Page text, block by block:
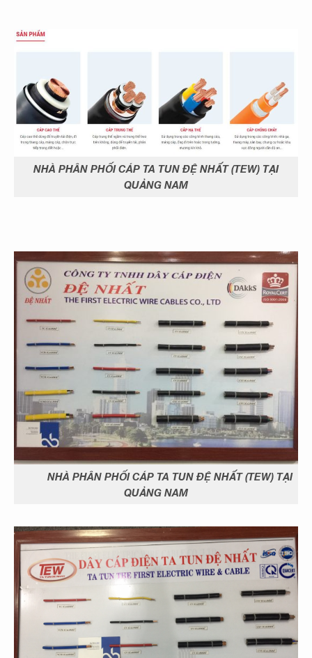
NHÀ PHÂN PHỐI CÁP TA TUN ĐỆ NHẤT (TEW) TẠI
QUẢNG NAM
NHÀ PHÂN PHỐI CÁP TA TUN ĐỆ NHẤT (TEW) TẠI
QUẢNG NAM